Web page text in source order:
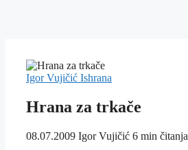
Igor Vujičić Ishrana
Hrana za trkače
08.07.2009 Igor Vujičić 6 min čitanja